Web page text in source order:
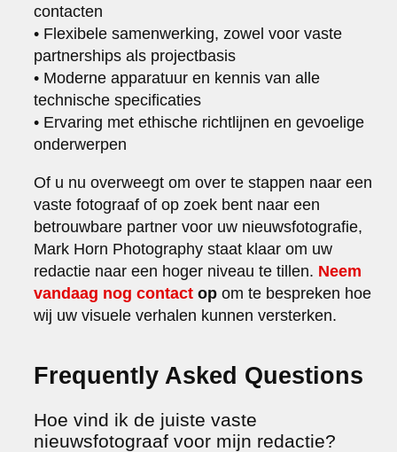
contacten
• Flexibele samenwerking, zowel voor vaste
partnerships als projectbasis
• Moderne apparatuur en kennis van alle
technische specificaties
• Ervaring met ethische richtlijnen en gevoelige
onderwerpen
Of u nu overweegt om over te stappen naar een
vaste fotograaf of op zoek bent naar een
betrouwbare partner voor uw nieuwsfotografie,
Mark Horn Photography staat klaar om uw
redactie naar een hoger niveau te tillen. Neem
vandaag nog contact op om te bespreken hoe
wij uw visuele verhalen kunnen versterken.
Frequently Asked Questions
Hoe vind ik de juiste vaste
nieuwsfotograaf voor mijn redactie?